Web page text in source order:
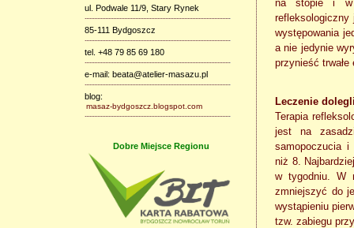
ul. Podwale 11/9, Stary Rynek
85-111 Bydgoszcz
tel. +48 79 85 69 180
e-mail: beata@atelier-masazu.pl
blog:
masaz-bydgoszcz.blogspot.com
Dobre Miejsce Regionu
na stopie i w
refleksologiczny
występowania
a nie jedynie
przynieść trwałe
Leczenie
Terapia
jest na
samopoczucia i
niż 8.
w tygodniu. W
zmniejszyć do
wystąpieniu
tzw. zabiegu